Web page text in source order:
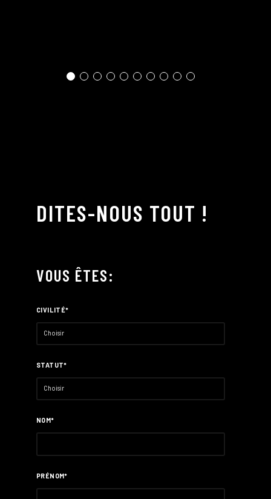
DITES-NOUS TOUT !
VOUS ÊTES:
CIVILITÉ*
STATUT*
NOM*
PRÉNOM*